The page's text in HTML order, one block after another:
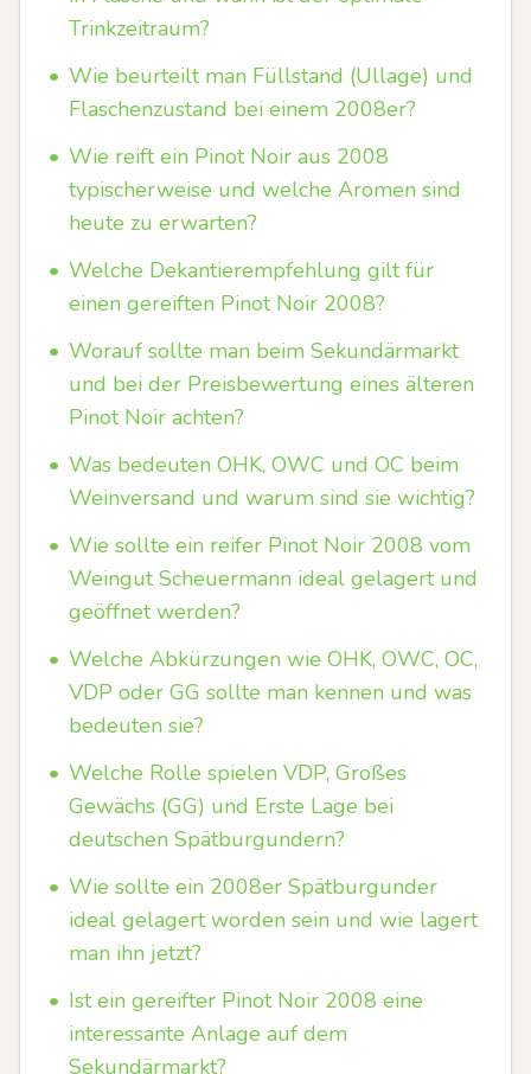
Trinkzeitraum?
• Wie beurteilt man Füllstand (Ullage) und
Flaschenzustand bei einem 2008er?
• Wie reift ein Pinot Noir aus 2008
typischerweise und welche Aromen sind
heute zu erwarten?
• Welche Dekantierempfehlung gilt für
einen gereiften Pinot Noir 2008?
• Worauf sollte man beim Sekundärmarkt
und bei der Preisbewertung eines älteren
Pinot Noir achten?
• Was bedeuten OHK, OWC und OC beim
Weinversand und warum sind sie wichtig?
• Wie sollte ein reifer Pinot Noir 2008 vom
Weingut Scheuermann ideal gelagert und
geöffnet werden?
• Welche Abkürzungen wie OHK, OWC, OC,
VDP oder GG sollte man kennen und was
bedeuten sie?
• Welche Rolle spielen VDP, Großes
Gewächs (GG) und Erste Lage bei
deutschen Spätburgundern?
• Wie sollte ein 2008er Spätburgunder
ideal gelagert worden sein und wie lagert
man ihn jetzt?
• Ist ein gereifter Pinot Noir 2008 eine
interessante Anlage auf dem
Sekundärmarkt?